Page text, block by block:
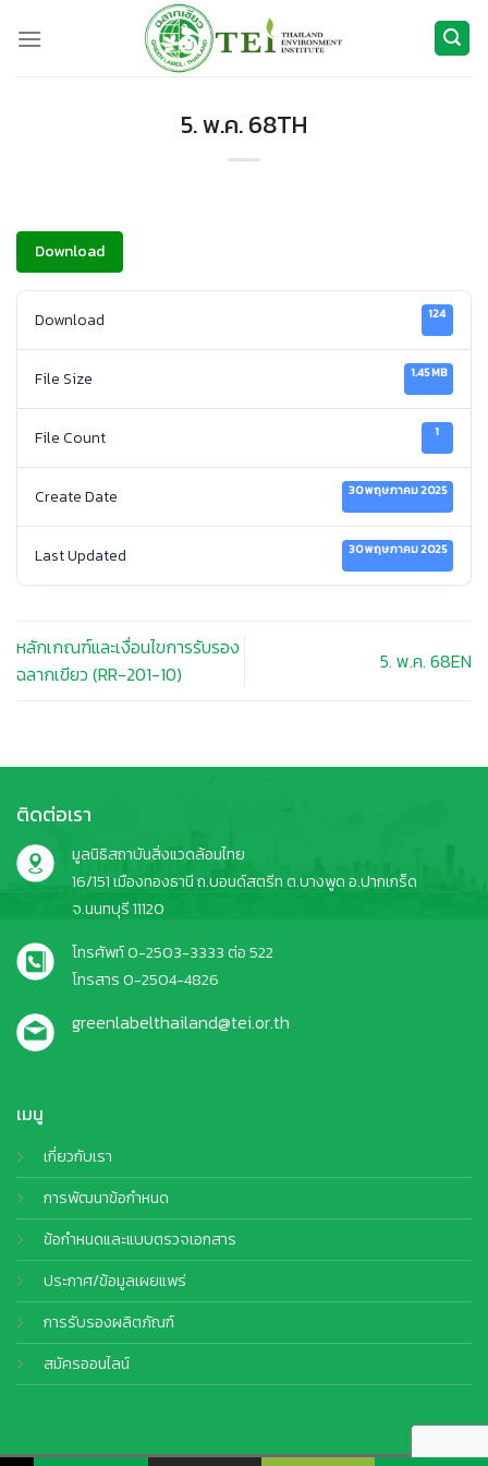
5. พ.ค. 68TH
Download
Download 124
File Size 1.45 MB
File Count 1
Create Date 30 พฤษภาคม 2025
Last Updated 30 พฤษภาคม 2025
หลักเกณฑ์และเงื่อนไขการรับรอง
ฉลากเขียว (RR-201-10)
5. พ.ค. 68EN
เมนู
เกี่ยวกับเรา
การพัฒนาข้อกำหนด
ข้อกำหนดและแบบตรวจเอกสาร
ประกาศ/ข้อมูลเผยแพร่
การรับรองผลิตภัณฑ์
สมัครออนไลน์
ติดต่อเรา
มูลนิธิสถาบันสิ่งแวดล้อมไทย
16/151 เมืองทองธานี ถ.บอนด์สตรีท ต.บางพูด อ.ปากเกร็ด
จ.นนทบุรี 11120
โทรศัพท์ 0-2503-3333 ต่อ 522
โทรสาร 0-2504-4826
greenlabelthailand@tei.or.th